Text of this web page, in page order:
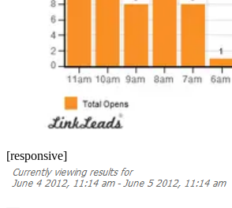
[responsive]